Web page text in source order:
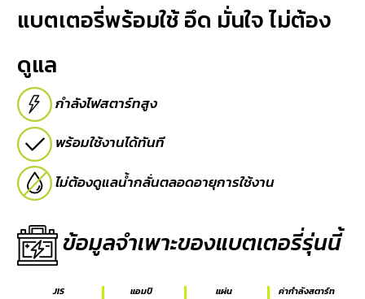
ร่วม
กับ
ติดต่อ
เรา
E-
BUSINESS
แบตเตอรี่พร้อมใช้ อึด มั่นใจ ไม่ต้อง
ดูแล
กำลังไฟสตาร์ทสูง
พร้อมใช้งานได้ทันที
ไม่ต้องดูแลน้ำกลั่นตลอดอายุการใช้งาน
ข้อมูลจำเพาะของแบตเตอรี่รุ่นนี้
JIS แอมป์ แผ่น ค่ากำลังสตาร์ท